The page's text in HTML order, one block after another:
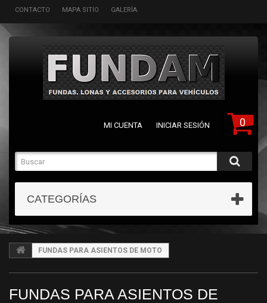
CONTACTO MAPA SITIO GALERÍA
0
MI CUENTA INICIAR SESIÓN
CATEGORÍAS
FUNDAS PARA ASIENTOS DE MOTO
FUNDAS PARA ASIENTOS DE